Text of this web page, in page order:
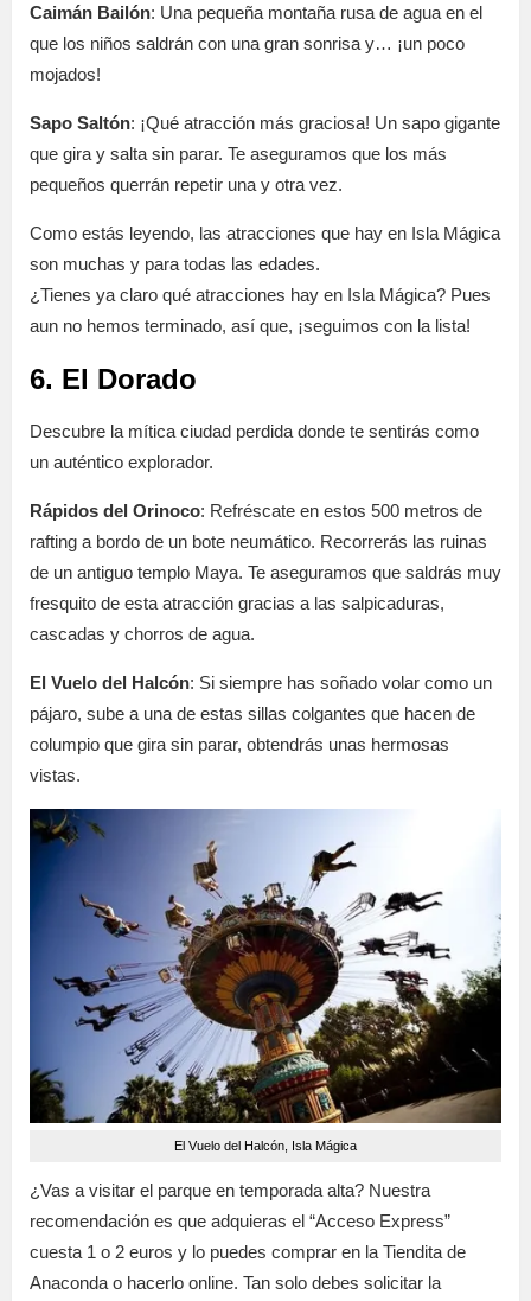
Caimán Bailón: Una pequeña montaña rusa de agua en el
que los niños saldrán con una gran sonrisa y… ¡un poco
mojados!
Sapo Saltón: ¡Qué atracción más graciosa! Un sapo gigante
que gira y salta sin parar. Te aseguramos que los más
pequeños querrán repetir una y otra vez.
Como estás leyendo, las atracciones que hay en Isla Mágica
son muchas y para todas las edades.
¿Tienes ya claro qué atracciones hay en Isla Mágica? Pues
aun no hemos terminado, así que, ¡seguimos con la lista!
6. El Dorado
Descubre la mítica ciudad perdida donde te sentirás como
un auténtico explorador.
Rápidos del Orinoco: Refréscate en estos 500 metros de
rafting a bordo de un bote neumático. Recorrerás las ruinas
de un antiguo templo Maya. Te aseguramos que saldrás muy
fresquito de esta atracción gracias a las salpicaduras,
cascadas y chorros de agua.
El Vuelo del Halcón: Si siempre has soñado volar como un
pájaro, sube a una de estas sillas colgantes que hacen de
columpio que gira sin parar, obtendrás unas hermosas
vistas.
El Vuelo del Halcón, Isla Mágica
¿Vas a visitar el parque en temporada alta? Nuestra
recomendación es que adquieras el “Acceso Express”
cuesta 1 o 2 euros y lo puedes comprar en la Tiendita de
Anaconda o hacerlo online. Tan solo debes solicitar la